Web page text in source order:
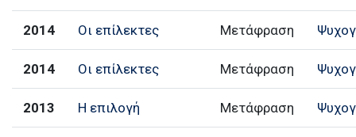
2014 Οι επίλεκτες Μετάφραση
2014 Οι επίλεκτες Μετάφραση
2013 Η επιλογή Μετάφραση